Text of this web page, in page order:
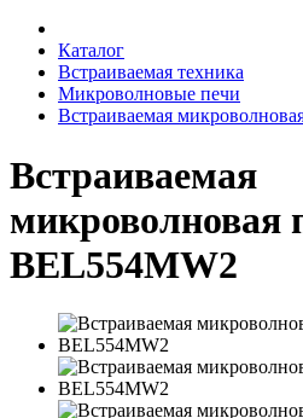
Каталог
Встраиваемая техника
Микроволновые печи
Встраиваемая
Встраиваемая
микроволновая
BEL554MW2